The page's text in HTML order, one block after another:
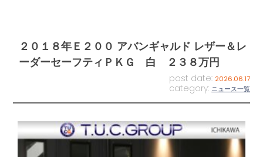
２０１８年Ｅ２００ アバンギャルド レザー＆レ
ーダーセーフティＰＫＧ 白 ２３８万円
post date: 2026.06.17
category: ニュース一覧